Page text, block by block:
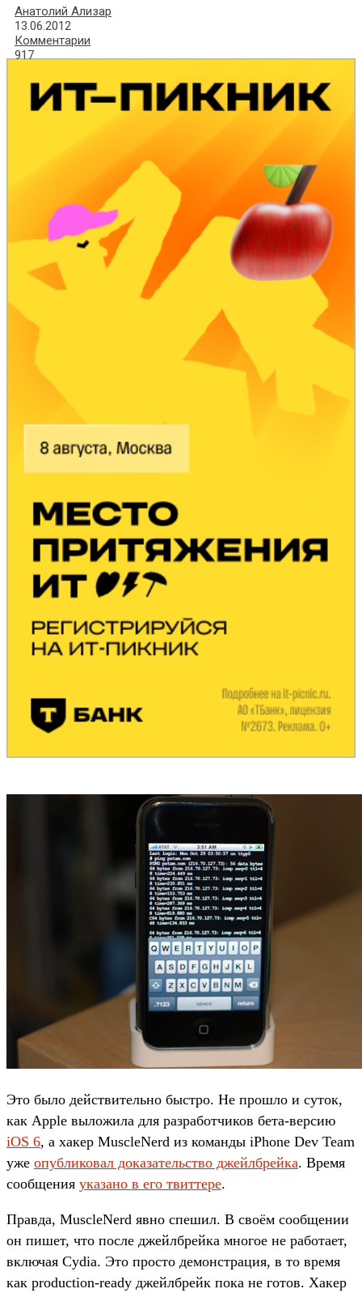
Анатолий Ализар
13.06.2012
Комментарии
917
Это было действительно быстро. Не прошло и суток,
как Apple выложила для разработчиков бета-версию
iOS 6, а хакер MuscleNerd из команды iPhone Dev Team
уже опубликовал доказательство джейлбрейка. Время
сообщения указано в его твиттере.
Правда, MuscleNerd явно спешил. В своём сообщении
он пишет, что после джейлбрейка многое не работает,
включая Cydia. Это просто демонстрация, в то время
как production-ready джейлбрейк пока не готов. Хакер